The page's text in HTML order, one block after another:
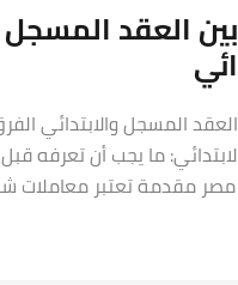
العقد المسجل
المسجل والابتدائي
ما يجب أن تعرفه
مقدمة تعتبر معاملات